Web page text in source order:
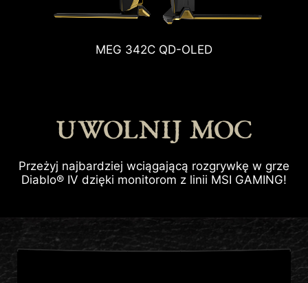
MEG 342C QD-OLED
UWOLNIJ MOC
Przeżyj najbardziej wciągającą rozgrywkę w grze
Diablo® IV dzięki monitorom z linii MSI GAMING!